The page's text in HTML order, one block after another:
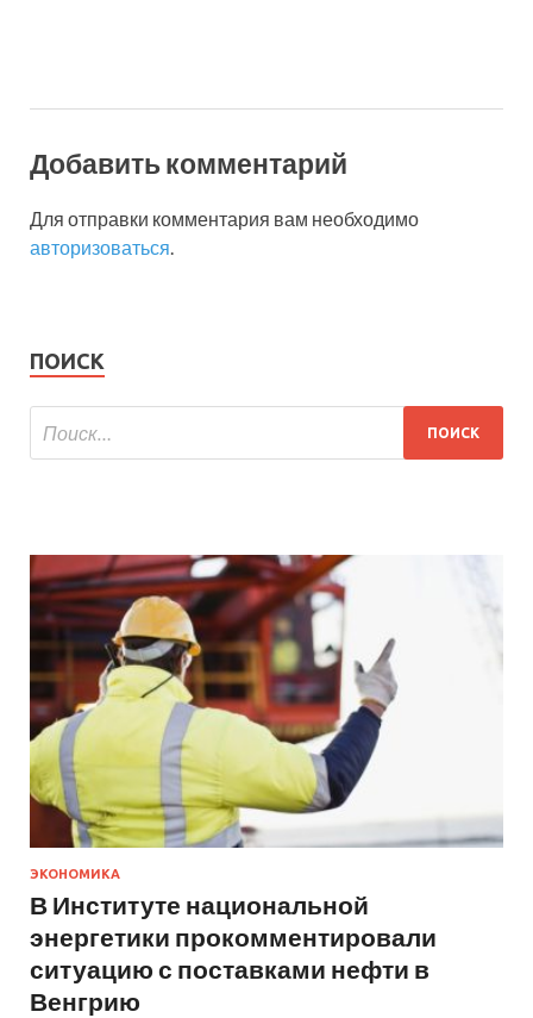
Добавить комментарий
Для отправки комментария вам необходимо
авторизоваться.
ПОИСК
ЭКОНОМИКА
В Институте национальной
энергетики прокомментировали
ситуацию с поставками нефти в
Венгрию